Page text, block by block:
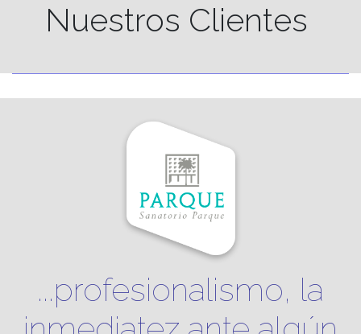
Nuestros Clientes
...profesionalismo, la